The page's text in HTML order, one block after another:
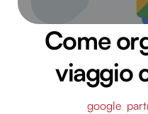
Come
viaggio
google,